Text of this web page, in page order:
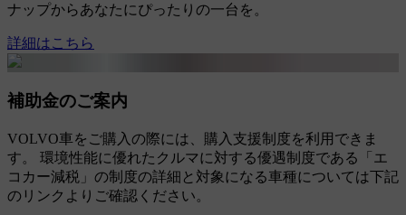
ナップからあなたにぴったりの一台を。
詳細はこちら
補助金のご案内
VOLVO車をご購入の際には、購入支援制度を利用できま
す。 環境性能に優れたクルマに対する優遇制度である「エ
コカー減税」の制度の詳細と対象になる車種については下記
のリンクよりご確認ください。